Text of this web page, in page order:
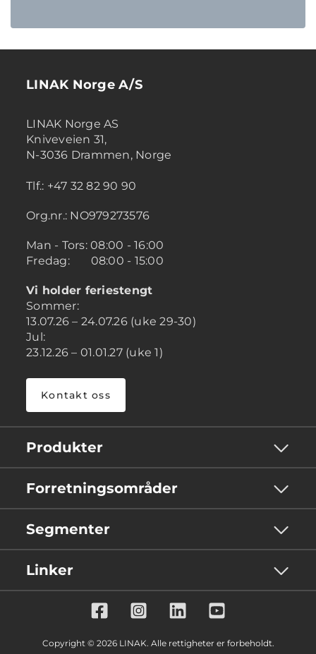
LINAK Norge A/S
LINAK Norge AS
Kniveveien 31,
N-3036 Drammen, Norge
Tlf.: +47 32 82 90 90
Org.nr.: NO979273576
Man - Tors: 08:00 - 16:00
Fredag: 08:00 - 15:00
Vi holder feriestengt
Sommer:
13.07.26 – 24.07.26 (uke 29-30)
Jul:
23.12.26 – 01.01.27 (uke 1)
Kontakt oss
Produkter
Forretningsområder
Segmenter
Linker
Copyright © 2026 LINAK. Alle rettigheter er forbeholdt.